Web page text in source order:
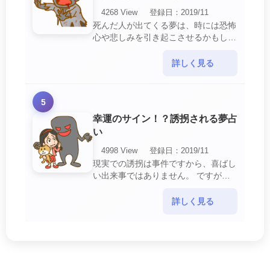
4268 View
登録日：2019/11
死んだ人が出てくる夢は、時には恐怖
心や悲しみを引き起こさせるかもしれ
意して欲しいメッセージや警告を伝え
詳しく見る
5
幸運のサイン！？誘拐される夢占
い
4998 View
登録日：2019/11
現実での誘拐は事件ですから、喜ばし
い出来事ではありません。 ですが、
詳しく見る